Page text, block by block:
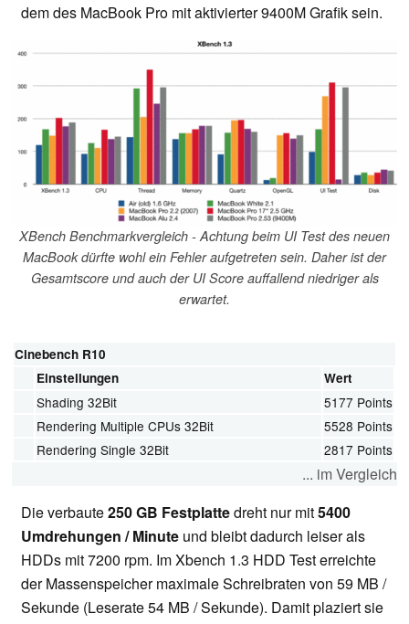
dem des MacBook Pro mit aktivierter 9400M Grafik sein.
XBench Benchmarkvergleich - Achtung beim UI Test des neuen
MacBook dürfte wohl ein Fehler aufgetreten sein. Daher ist der
Gesamtscore und auch der UI Score auffallend niedriger als
erwartet.
Cinebench R10
Einstellungen
Wert
Shading 32Bit
5177 Points
Rendering Multiple CPUs 32Bit
5528 Points
Rendering Single 32Bit
2817 Points
... im Vergleich
Die verbaute250 GB Festplattedreht nur mit5400
Umdrehungen / Minute und bleibt dadurch leiser als
HDDs mit 7200 rpm. Im Xbench 1.3 HDD Test erreichte
der Massenspeicher maximale Schreibraten von 59 MB /
Sekunde (Leserate 54 MB / Sekunde). Damit plaziert sie